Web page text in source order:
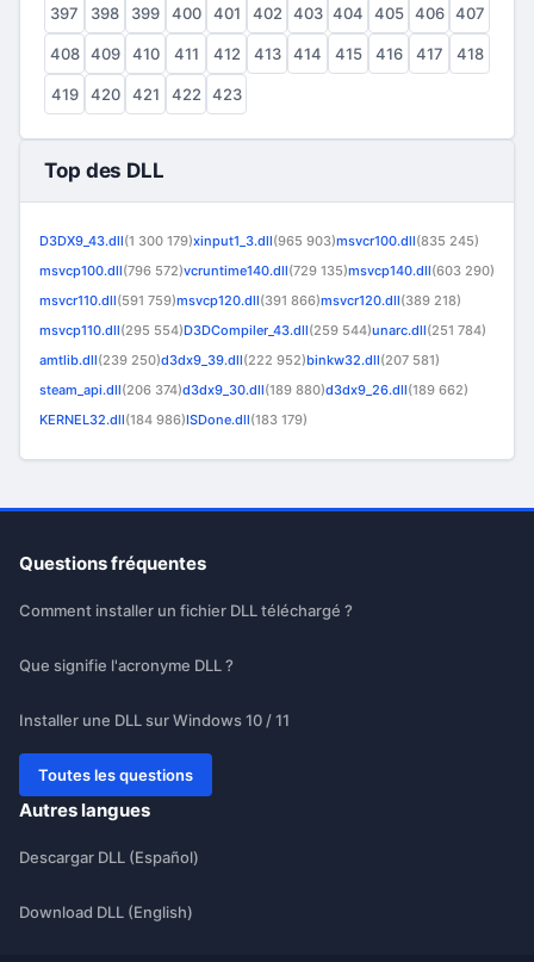
397 398 399 400 401 402 403 404 405 406 407
408 409 410 411 412 413 414 415 416 417 418
419 420 421 422 423
Top des DLL
D3DX9_43.dll(1 300 179)xinput1_3.dll(965 903)msvcr100.dll(835 245)
msvcp100.dll(796 572)vcruntime140.dll(729 135)msvcp140.dll(603 290)
msvcr110.dll(591 759)msvcp120.dll(391 866)msvcr120.dll(389 218)
msvcp110.dll(295 554)D3DCompiler_43.dll(259 544)unarc.dll(251 784)
amtlib.dll(239 250)d3dx9_39.dll(222 952)binkw32.dll(207 581)
steam_api.dll(206 374)d3dx9_30.dll(189 880)d3dx9_26.dll(189 662)
KERNEL32.dll(184 986)ISDone.dll(183 179)
Questions fréquentes
Comment installer un fichier DLL téléchargé ?
Que signifie l'acronyme DLL ?
Installer une DLL sur Windows 10 / 11
Toutes les questions
Autres langues
Descargar DLL (Español)
Download DLL (English)